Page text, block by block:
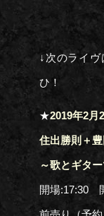
↓次のライ
ひ！
★2019年2月
住出勝則＋
～歌とギタ
開場:17:30